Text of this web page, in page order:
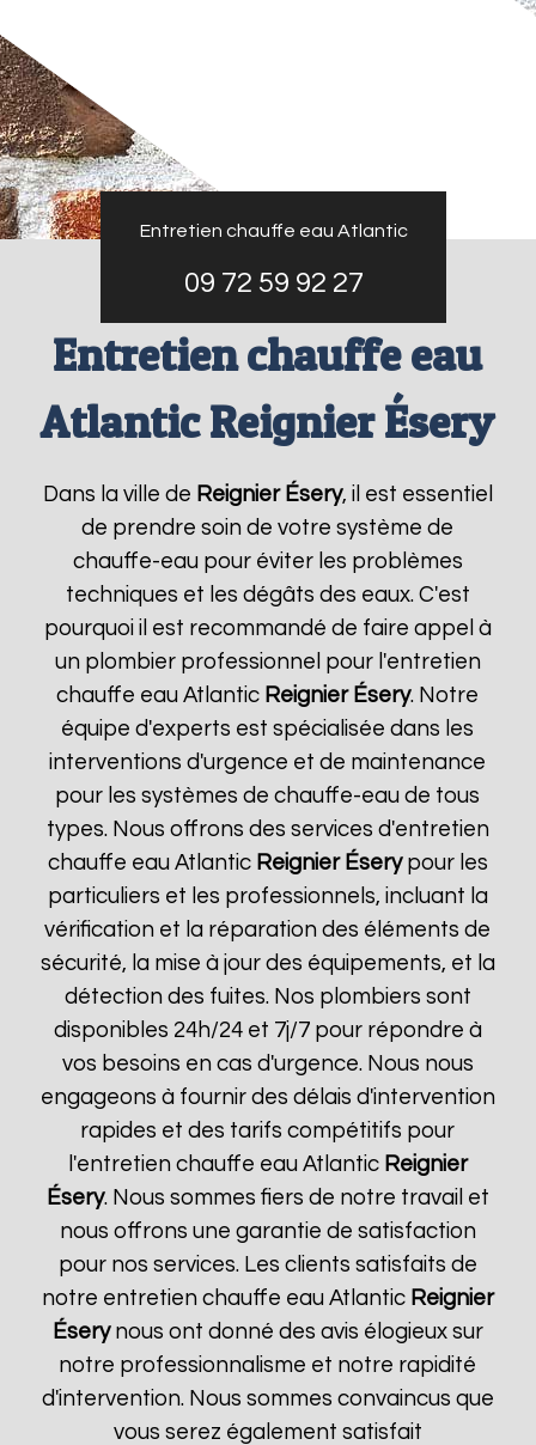
Entretien chauffe eau Atlantic
09 72 59 92 27
Entretien chauffe eau
Atlantic Reignier Ésery
Dans la ville de Reignier Ésery, il est essentiel
de prendre soin de votre système de
chauffe-eau pour éviter les problèmes
techniques et les dégâts des eaux. C'est
pourquoi il est recommandé de faire appel à
un plombier professionnel pour l'entretien
chauffe eau Atlantic Reignier Ésery. Notre
équipe d'experts est spécialisée dans les
interventions d'urgence et de maintenance
pour les systèmes de chauffe-eau de tous
types. Nous offrons des services d'entretien
chauffe eau Atlantic Reignier Éserypour les
particuliers et les professionnels, incluant la
vérification et la réparation des éléments de
sécurité, la mise à jour des équipements, et la
détection des fuites. Nos plombiers sont
disponibles 24h/24 et 7j/7 pour répondre à
vos besoins en cas d'urgence. Nous nous
engageons à fournir des délais d'intervention
rapides et des tarifs compétitifs pour
l'entretien chauffe eau Atlantic Reignier
Ésery. Nous sommes fiers de notre travail et
nous offrons une garantie de satisfaction
pour nos services. Les clients satisfaits de
notre entretien chauffe eau Atlantic Reignier
Éserynous ont donné des avis élogieux sur
notre professionnalisme et notre rapidité
d'intervention. Nous sommes convaincus que
vous serez également satisfait